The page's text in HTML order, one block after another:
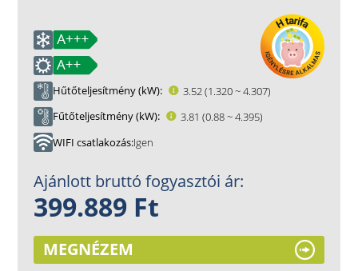
Hűtőteljesítmény (kW)
3.52 (1.320 ~ 4.307)
Fűtőteljesítmény (kW)
3.81 (0.88 ~ 4.395)
WIFI csatlakozás Igen
Ajánlott bruttó fogyasztói ár:
399.889 Ft
MEGNÉZEM